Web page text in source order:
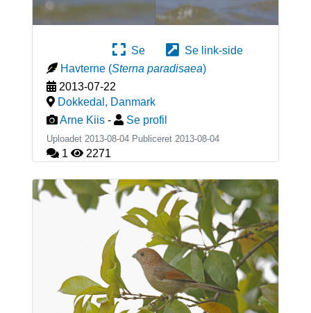
Se
Se link-side
Havterne (Sterna paradisaea)
2013-07-22
Dokkedal , Danmark
Arne Kiis - Se profil
Uploadet 2013-08-04 Publiceret 2013-08-04
1 2271